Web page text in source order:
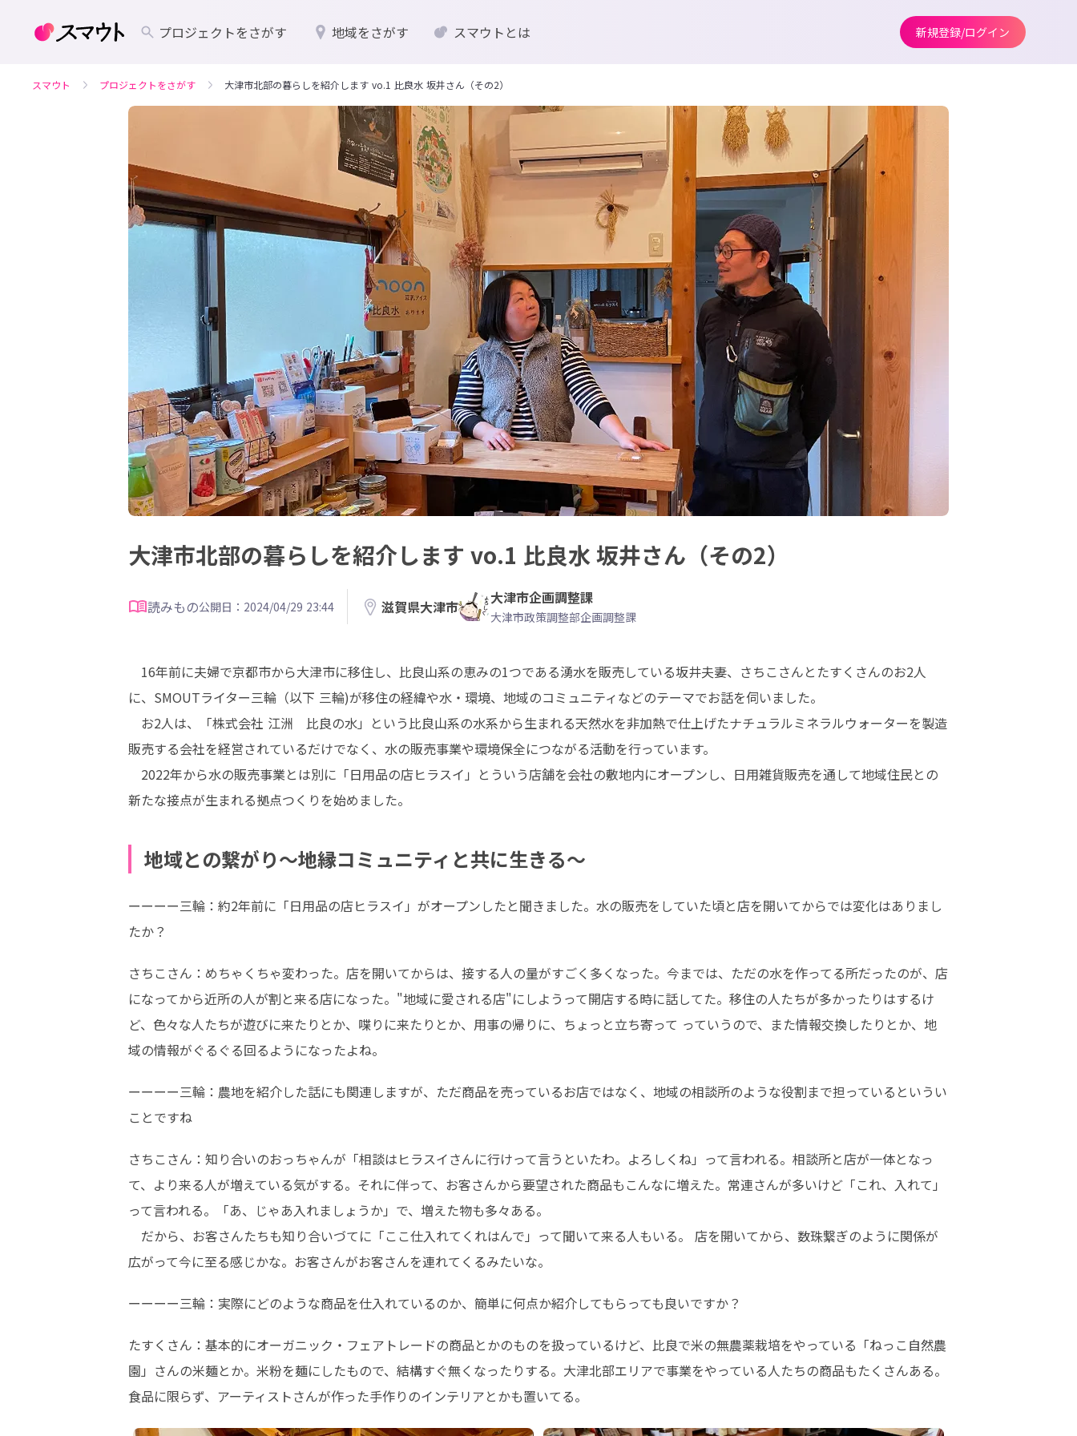
プロジェクトをさがす 地域をさがす スマウトとは 新規登録/ログイン
スマウト プロジェクトをさがす 大津市北部の暮らしを紹介します vo.1 比良水 坂井さん（その2）
大津市北部の暮らしを紹介します vo.1 比良水 坂井さん（その2）
読みもの公開日：2024/04/29 23:44 滋賀県大津市 大津市企画調整課
大津市政策調整部企画調整課
16年前に夫婦で京都市から大津市に移住し、比良山系の恵みの1つである湧水を販売している坂井夫妻、さちこさんとたすくさんのお2人
に、SMOUTライター三輪（以下 三輪)が移住の経緯や水・環境、地域のコミュニティなどのテーマでお話を伺いました。
お2人は、「株式会社 江洲　比良の水」という比良山系の水系から生まれる天然水を非加熱で仕上げたナチュラルミネラルウォーターを製造
販売する会社を経営されているだけでなく、水の販売事業や環境保全につながる活動を行っています。
2022年から水の販売事業とは別に「日用品の店ヒラスイ」とういう店舗を会社の敷地内にオープンし、日用雑貨販売を通して地域住民との
新たな接点が生まれる拠点つくりを始めました。
地域との繋がり〜地縁コミュニティと共に生きる〜
ーーーー三輪：約2年前に「日用品の店ヒラスイ」がオープンしたと聞きました。水の販売をしていた頃と店を開いてからでは変化はありまし
たか？
さちこさん：めちゃくちゃ変わった。店を開いてからは、接する人の量がすごく多くなった。今までは、ただの水を作ってる所だったのが、店
になってから近所の人が割と来る店になった。"地域に愛される店"にしようって開店する時に話してた。移住の人たちが多かったりはするけ
ど、色々な人たちが遊びに来たりとか、喋りに来たりとか、用事の帰りに、ちょっと立ち寄って っていうので、また情報交換したりとか、地
域の情報がぐるぐる回るようになったよね。
ーーーー三輪：農地を紹介した話にも関連しますが、ただ商品を売っているお店ではなく、地域の相談所のような役割まで担っているというい
ことですね
さちこさん：知り合いのおっちゃんが「相談はヒラスイさんに行けって言うといたわ。よろしくね」って言われる。相談所と店が一体となっ
て、より来る人が増えている気がする。それに伴って、お客さんから要望された商品もこんなに増えた。常連さんが多いけど「これ、入れて」
って言われる。「あ、じゃあ入れましょうか」で、増えた物も多々ある。
だから、お客さんたちも知り合いづてに「ここ仕入れてくれはんで」って聞いて来る人もいる。 店を開いてから、数珠繋ぎのように関係が
広がって今に至る感じかな。お客さんがお客さんを連れてくるみたいな。
ーーーー三輪：実際にどのような商品を仕入れているのか、簡単に何点か紹介してもらっても良いですか？
たすくさん：基本的にオーガニック・フェアトレードの商品とかのものを扱っているけど、比良で米の無農薬栽培をやっている「ねっこ自然農
園」さんの米麺とか。米粉を麺にしたもので、結構すぐ無くなったりする。大津北部エリアで事業をやっている人たちの商品もたくさんある。
食品に限らず、アーティストさんが作った手作りのインテリアとかも置いてる。